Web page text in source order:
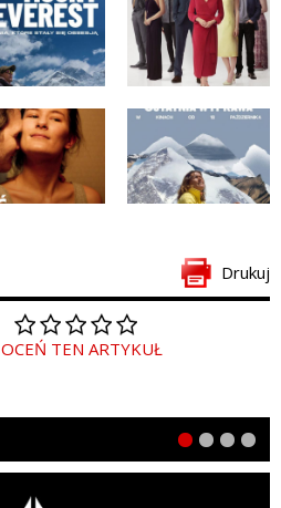
Drukuj
OCEŃ TEN ARTYKUŁ